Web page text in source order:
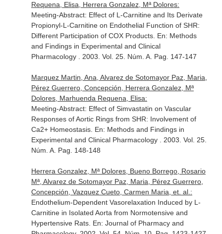
Requena, Elisa, Herrera Gonzalez, Mª Dolores:
Meeting-Abstract: Effect of L-Carnitine and Its Derivate
Propionyl-L-Carnitine on Endothelial Function of SHR:
Different Participation of COX Products. En: Methods
and Findings in Experimental and Clinical
Pharmacology
. 2003. Vol. 25. Núm. A. Pag. 147-147
Marquez Martin, Ana, Alvarez de Sotomayor Paz, Maria,
Pérez Guerrero, Concepción, Herrera Gonzalez, Mª
Dolores, Marhuenda Requena, Elisa:
Meeting-Abstract: Effect of Simvastatin on Vascular
Responses of Aortic Rings from SHR: Involvement of
Ca2+ Homeostasis. En: Methods and Findings in
Experimental and Clinical Pharmacology
. 2003. Vol. 25.
Núm. A. Pag. 148-148
Herrera Gonzalez, Mª Dolores, Bueno Borrego, Rosario
Mª, Alvarez de Sotomayor Paz, Maria, Pérez Guerrero,
Concepción, Vazquez Cueto, Carmen Maria, et. al.:
Endothelium-Dependent Vasorelaxation Induced by L-
Carnitine in Isolated Aorta from Normotensive and
Hypertensive Rats. En: Journal of Pharmacy and